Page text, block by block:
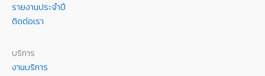
รายงานประจำปี
ติดต่อเรา
บริการ
งานบริการ